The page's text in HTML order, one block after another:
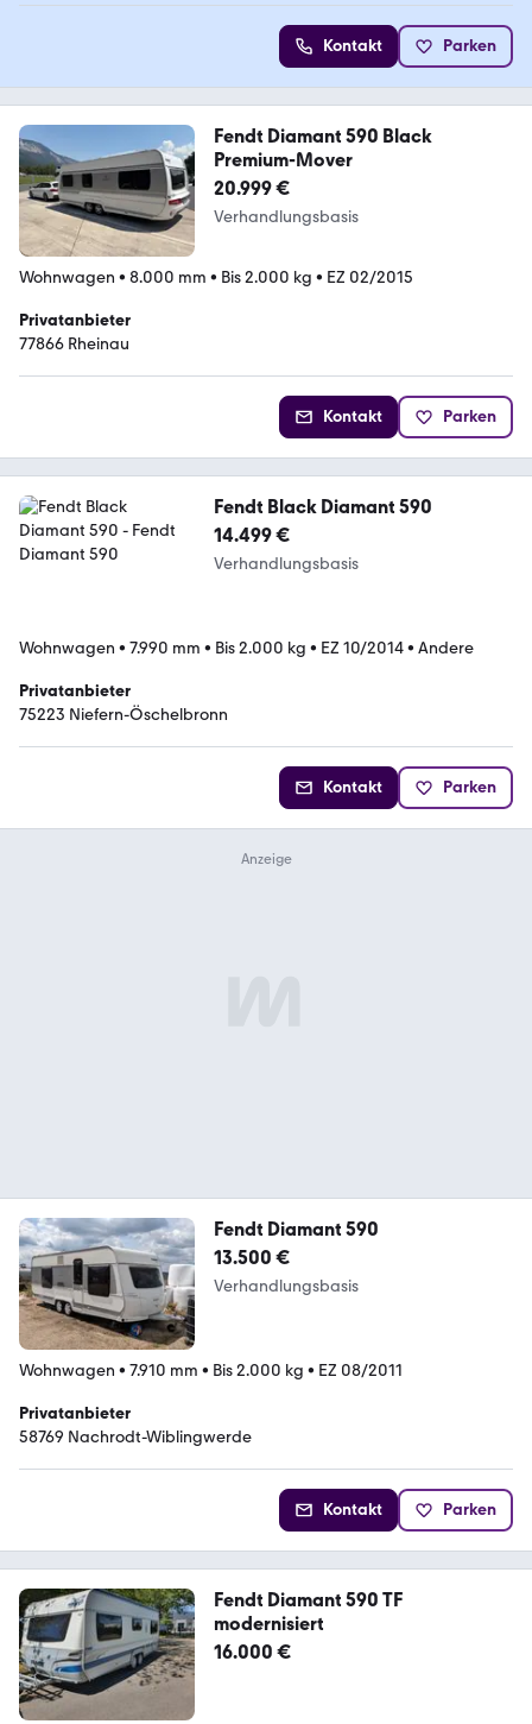
Kontakt Parken
Fendt Diamant 590 Black
Premium-Mover
20.999 €
Verhandlungsbasis
Wohnwagen • 8.000 mm • Bis 2.000 kg • EZ 02/2015
Privatanbieter
77866 Rheinau
Kontakt Parken
Fendt Black Diamant 590
14.499 €
Verhandlungsbasis
Wohnwagen • 7.990 mm • Bis 2.000 kg • EZ 10/2014• Andere
Privatanbieter
75223 Niefern-Öschelbronn
Kontakt Parken
Fendt Diamant 590
13.500 €
Verhandlungsbasis
Wohnwagen • 7.910 mm • Bis 2.000 kg • EZ 08/2011
Privatanbieter
58769 Nachrodt-Wiblingwerde
Kontakt Parken
Fendt Diamant 590 TF
modernisiert
16.000 €